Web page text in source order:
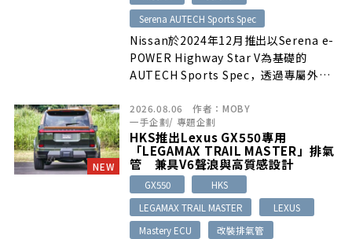
Serena AUTECH Sports Spec
Nissan於2024年12月推出以Serena e-
POWER Highway Star V為基礎的
AUTECH Sports Spec，透過專屬外
兼顧家庭MPV機能與更鮮明的運動感。上
市當時社群多肯定其設計、加速表現與操
控穩定性，但也有人認為懸吊較硬、造型
過於運動化，且相較基礎車型的價格門檻
偏高。
NEW
2026.08.06 作者： MOBY
一手企劃/ 專題企劃
HKS推出Lexus GX550專用
「LEGAMAX TRAIL MASTER」排氣
管 兼具V6聲浪與高質感設計
GX550
HKS
LEGAMAX TRAIL MASTER
LEXUS
Mastery ECU
改裝排氣管